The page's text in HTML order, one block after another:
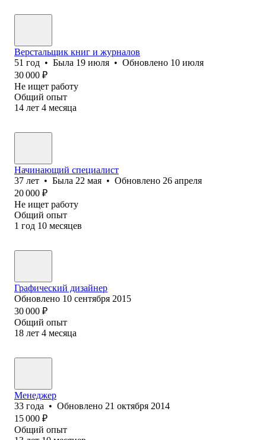
Верстальщик книг и журналов
51 год • Была 19 июля • Обновлено 10 июля
30 000 ₽
Не ищет работу
Общий опыт
14 лет 4 месяца
Начинающий специалист
37 лет • Была 22 мая • Обновлено 26 апреля
20 000 ₽
Не ищет работу
Общий опыт
1 год 10 месяцев
Графический дизайнер
Обновлено 10 сентября 2015
30 000 ₽
Общий опыт
18 лет 4 месяца
Менеджер
33 года • Обновлено 21 октября 2014
15 000 ₽
Общий опыт